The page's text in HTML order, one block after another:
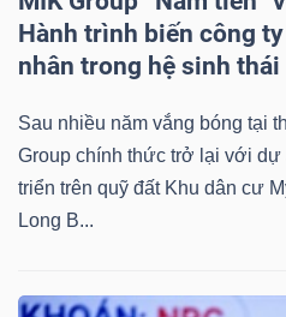
Hành trình biến công
nhân trong hệ sinh thái
Sau nhiều năm vắng bóng tại
Group chính thức trở lại với dự
triển trên quỹ đất Khu dân cư
Long B...
Lãnh
đạo
(-)
Tất cả Người nội bộ
tức